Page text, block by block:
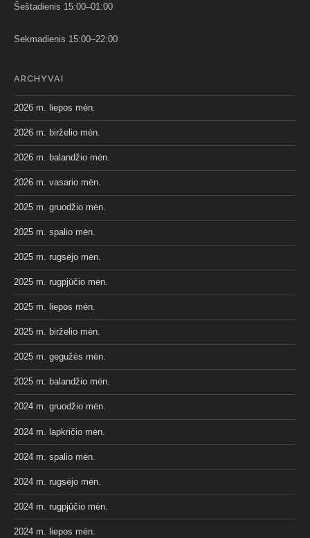
Šeštadienis 15:00–01:00
Sekmadienis 15:00–22:00
ARCHYVAI
2026 m. liepos mėn.
2026 m. birželio mėn.
2026 m. balandžio mėn.
2026 m. vasario mėn.
2025 m. gruodžio mėn.
2025 m. spalio mėn.
2025 m. rugsėjo mėn.
2025 m. rugpjūčio mėn.
2025 m. liepos mėn.
2025 m. birželio mėn.
2025 m. gegužės mėn.
2025 m. balandžio mėn.
2024 m. gruodžio mėn.
2024 m. lapkričio mėn.
2024 m. spalio mėn.
2024 m. rugsėjo mėn.
2024 m. rugpjūčio mėn.
2024 m. liepos mėn.